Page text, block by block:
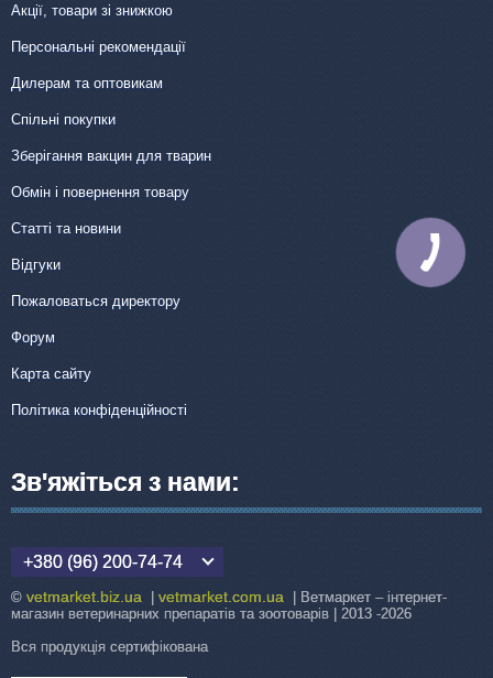
Акції, товари зі знижкою
Персональні рекомендації
Дилерам та оптовикам
Спільні покупки
Зберігання вакцин для тварин
Обмін і повернення товару
Статті та новини
Відгуки
Пожаловаться директору
Форум
Карта сайту
Політика конфіденційності
Зв'яжіться з нами:
+380 (96) 200-74-74
© vetmarket.biz.ua vetmarket.com.ua | Ветмаркет – інтернет-
магазин ветеринарних препаратів та зоотоварів | 2013 -2026
Вся продукція сертифікована
КНОПКА
ЗВ'ЯЗКУ